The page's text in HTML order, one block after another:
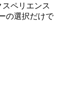
スペリエンス
の選択だけで